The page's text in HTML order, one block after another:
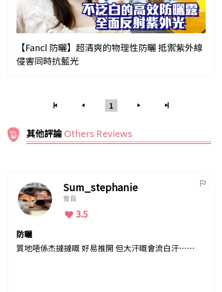
【Fancl 防曬】超清爽的物理性防曬 抵禦紫外線
侵害同時抗藍光
1
其他評論Others Reviews
Sum_stephanie
會員
3.5
防曬
質地唔係杰撻撻嘅 好易推開 但大汗嘅會流白汗⋯⋯